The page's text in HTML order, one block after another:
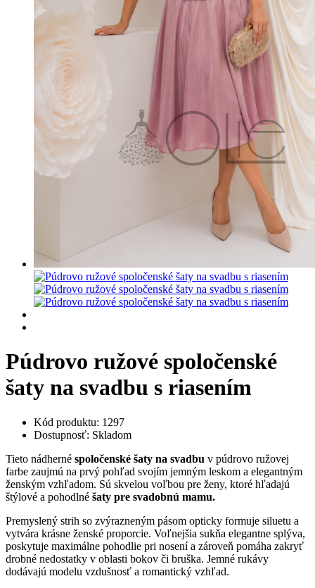
Púdrovo ružové spoločenské
šaty na svadbu s riasením
Kód produktu: 1297
Dostupnosť: Skladom
Tieto nádherné spoločenské šaty na svadbu v púdrovo ružovej
farbe zaujmú na prvý pohľad svojím jemným leskom a elegantným
ženským vzhľadom. Sú skvelou voľbou pre ženy, ktoré hľadajú
štýlové a pohodlné šaty pre svadobnú mamu.
Premyslený strih so zvýrazneným pásom opticky formuje siluetu a
vytvára krásne ženské proporcie. Voľnejšia sukňa elegantne splýva,
poskytuje maximálne pohodlie pri nosení a zároveň pomáha zakryť
drobné nedostatky v oblasti bokov či bruška. Jemné rukávy
dodávajú modelu vzdušnosť a romantický vzhľad.